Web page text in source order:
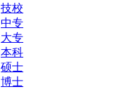
技校
中专
大专
本科
硕士
博士